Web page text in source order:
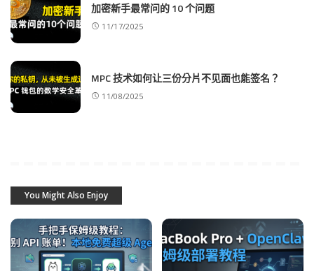
加密新手最常问的 10 个问题
11/17/2025
MPC 技术如何让三份分片不见面也能签名？
11/08/2025
You Might Also Enjoy